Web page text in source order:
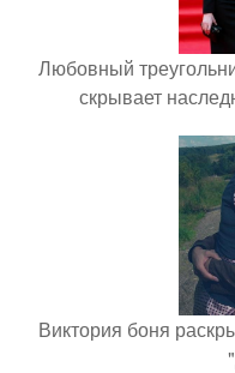
Любовный
скрывает
Виктория боня